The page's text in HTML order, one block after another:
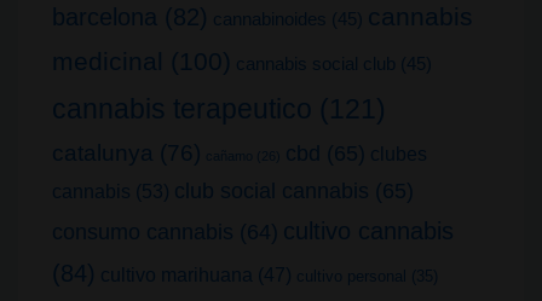
barcelona (82) cannabinoides (45) cannabis
medicinal (100) cannabis social club (45)
cannabis terapeutico (121)
catalunya (76) cañamo (26) cbd (65) clubes
cannabis (53) club social cannabis (65)
consumo cannabis (64) cultivo cannabis
(84) cultivo marihuana (47) cultivo personal (35)